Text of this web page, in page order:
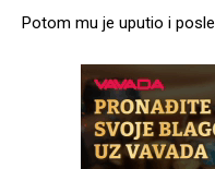
Potom mu je uputio i